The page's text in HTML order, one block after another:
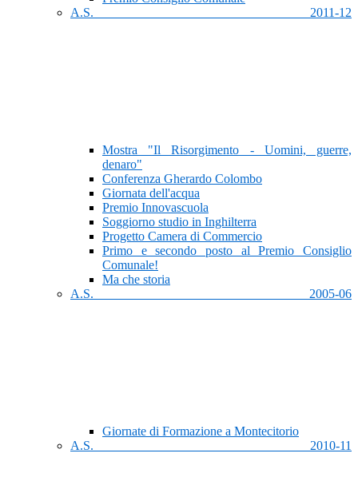
A.S. 2011-12
Mostra "Il Risorgimento - Uomini, guerre,
denaro"
Conferenza Gherardo Colombo
Giornata dell'acqua
Premio Innovascuola
Soggiorno studio in Inghilterra
Progetto Camera di Commercio
Primo e secondo posto al Premio Consiglio
Comunale!
Ma che storia
A.S. 2005-06
Giornate di Formazione a Montecitorio
A.S. 2010-11